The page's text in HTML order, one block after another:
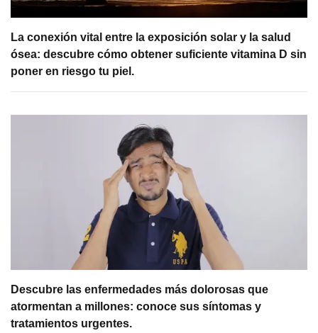
La conexión vital entre la exposición solar y la salud
ósea: descubre cómo obtener suficiente vitamina D sin
poner en riesgo tu piel.
Descubre las enfermedades más dolorosas que
atormentan a millones: conoce sus síntomas y
tratamientos urgentes.